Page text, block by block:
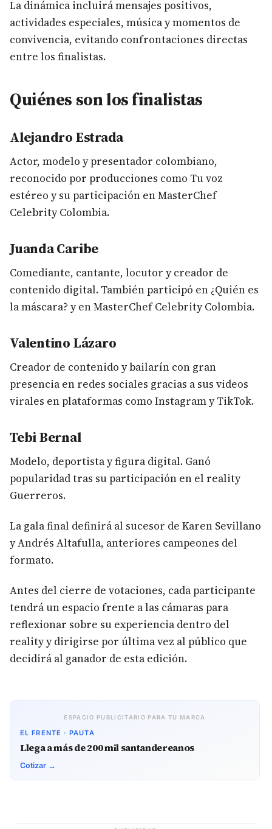
La dinámica incluirá mensajes positivos,
actividades especiales, música y momentos de
convivencia, evitando confrontaciones directas
entre los finalistas.
Quiénes son los finalistas
Alejandro Estrada
Actor, modelo y presentador colombiano,
reconocido por producciones como Tu voz
estéreo y su participación en MasterChef
Celebrity Colombia.
Juanda Caribe
Comediante, cantante, locutor y creador de
contenido digital. También participó en ¿Quién es
la máscara? y en MasterChef Celebrity Colombia.
Valentino Lázaro
Creador de contenido y bailarín con gran
presencia en redes sociales gracias a sus videos
virales en plataformas como Instagram y TikTok.
Tebi Bernal
Modelo, deportista y figura digital. Ganó
popularidad tras su participación en el reality
Guerreros.
La gala final definirá al sucesor de Karen Sevillano
y Andrés Altafulla, anteriores campeones del
formato.
Antes del cierre de votaciones, cada participante
tendrá un espacio frente a las cámaras para
reflexionar sobre su experiencia dentro del
reality y dirigirse por última vez al público que
decidirá al ganador de esta edición.
ESPACIO PUBLICITARIO PARA TU MARCA
EL FRENTE · PAUTA
Llega a más de 200 mil santandereanos
Cotizar →